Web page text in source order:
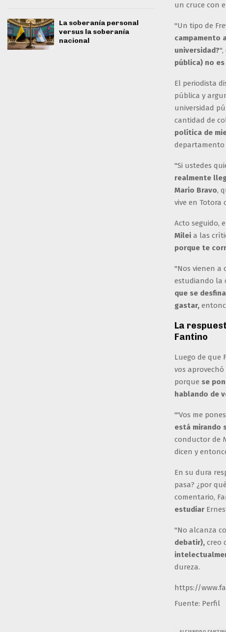
un cruce con
"Un tipo de
campamento
universidad?",
pública) no
El periodista
pública y
universidad
cantidad de
política de
departamento
"Si ustedes
realmente
Mario Bravo,
vive en Totora
Acto seguido,
Milei a las
porque te
"Nos vienen a
estudiando la
que se
gastar,
La
Fantino
Luego de que
vos aprovechó
porque se
hablando de
"'Vos me
está mirando
conductor de
dicen y
En su dura
pasa? ¿por
comentario,
estudiar
"No alcanza
debatir), creo
dureza.
https://
Fuente: Perfil
La soberanía personal
versus la soberanía
nacional